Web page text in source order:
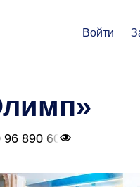
Войти
96 890 60